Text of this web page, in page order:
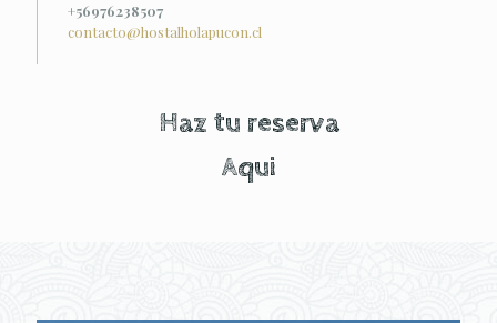
+56976238507
contacto@hostalholapucon.cl
Haz tu reserva
Aqui